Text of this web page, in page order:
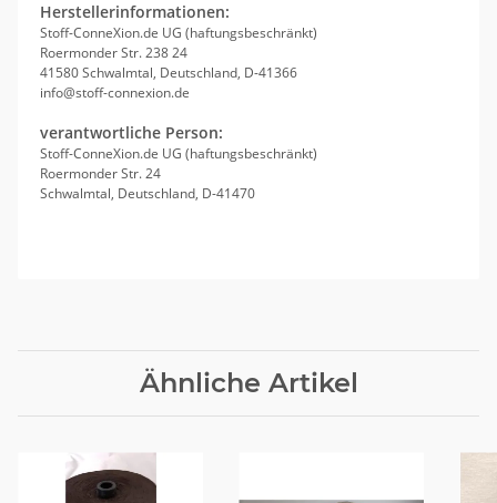
Herstellerinformationen:
Stoff-ConneXion.de UG (haftungsbeschränkt)
Roermonder Str. 238 24
41580 Schwalmtal, Deutschland, D-41366
info@stoff-connexion.de
verantwortliche Person:
Stoff-ConneXion.de UG (haftungsbeschränkt)
Roermonder Str. 24
Schwalmtal, Deutschland, D-41470
Ähnliche Artikel